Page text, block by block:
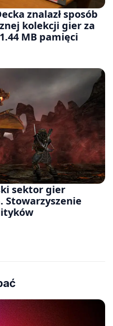
znalazł sposób
kolekcji gier za
MB pamięci
sektor gier
Stowarzyszenie